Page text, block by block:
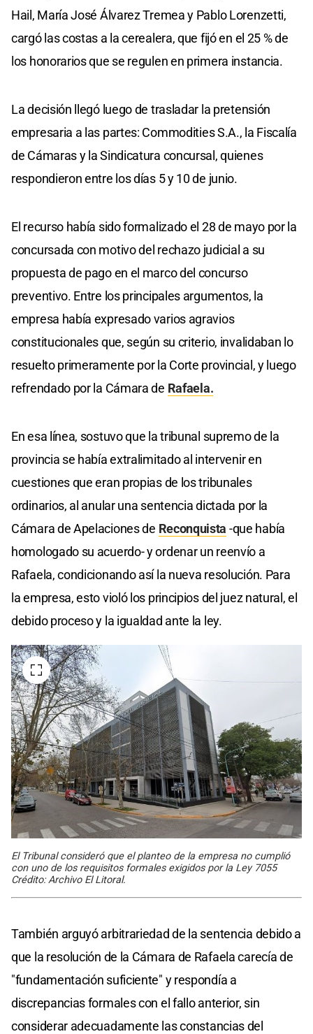
Hail, María José Álvarez Tremea y Pablo Lorenzetti,
cargó las costas a la cerealera, que fijó en el 25 % de
los honorarios que se regulen en primera instancia.
La decisión llegó luego de trasladar la pretensión
empresaria a las partes: Commodities S.A., la Fiscalía
de Cámaras y la Sindicatura concursal, quienes
respondieron entre los días 5 y 10 de junio.
El recurso había sido formalizado el 28 de mayo por la
concursada con motivo del rechazo judicial a su
propuesta de pago en el marco del concurso
preventivo. Entre los principales argumentos, la
empresa había expresado varios agravios
constitucionales que, según su criterio, invalidaban lo
resuelto primeramente por la Corte provincial, y luego
refrendado por la Cámara de Rafaela.
En esa línea, sostuvo que la tribunal supremo de la
provincia se había extralimitado al intervenir en
cuestiones que eran propias de los tribunales
ordinarios, al anular una sentencia dictada por la
Cámara de Apelaciones de Reconquista -que había
homologado su acuerdo- y ordenar un reenvío a
Rafaela, condicionando así la nueva resolución. Para
la empresa, esto violó los principios del juez natural, el
debido proceso y la igualdad ante la ley.
El Tribunal consideró que el planteo de la empresa no cumplió
con uno de los requisitos formales exigidos por la Ley 7055
Crédito: Archivo El Litoral.
También arguyó arbitrariedad de la sentencia debido a
que la resolución de la Cámara de Rafaela carecía de
"fundamentación suficiente" y respondía a
discrepancias formales con el fallo anterior, sin
considerar adecuadamente las constancias del